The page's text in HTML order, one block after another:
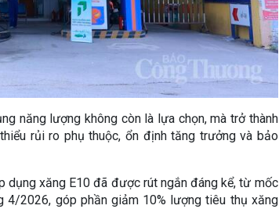
năng lượng không còn là lựa chọn, mà trở thành
rủi ro phụ thuộc, ổn định tăng trưởng và bảo
dụng xăng E10 đã được rút ngắn đáng kể, từ mốc
2026, góp phần giảm 10% lượng tiêu thụ xăng